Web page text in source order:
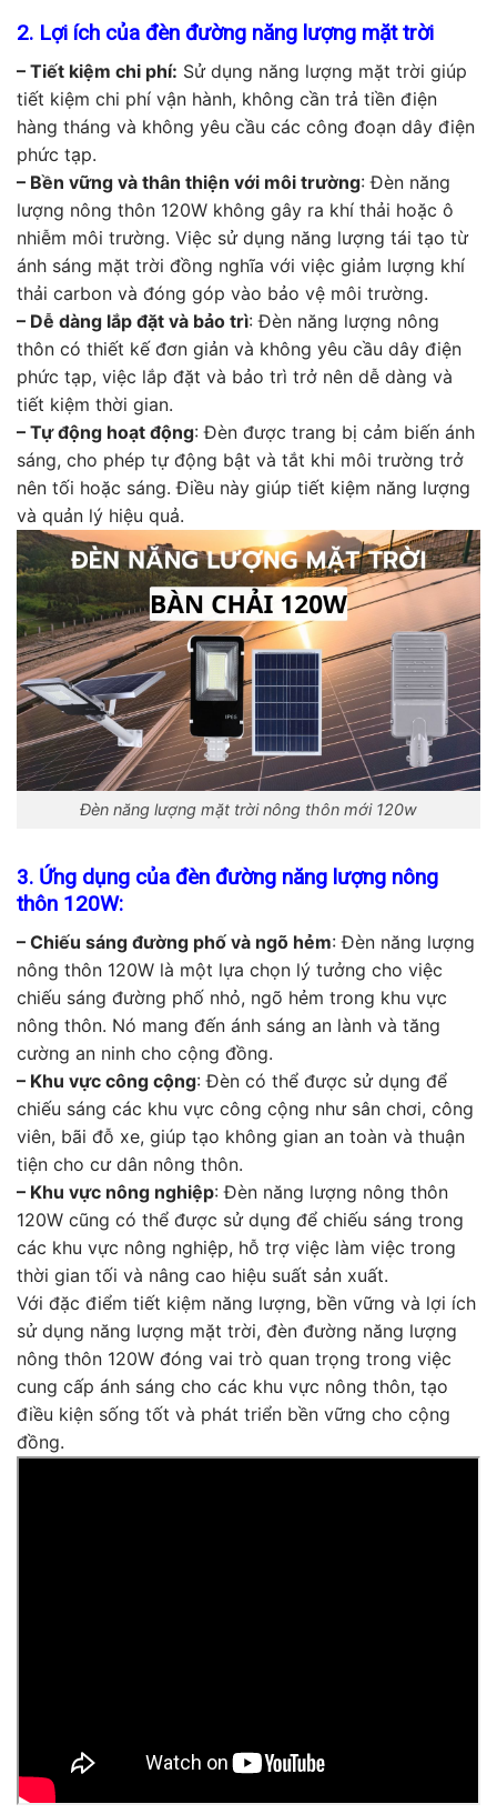
2. Lợi ích của đèn đường năng lượng mặt trời
– Tiết kiệm chi phí: Sử dụng năng lượng mặt trời giúp
tiết kiệm chi phí vận hành, không cần trả tiền điện
hàng tháng và không yêu cầu các công đoạn dây điện
phức tạp.
– Bền vững và thân thiện với môi trường: Đèn năng
lượng nông thôn 120W không gây ra khí thải hoặc ô
nhiễm môi trường. Việc sử dụng năng lượng tái tạo từ
ánh sáng mặt trời đồng nghĩa với việc giảm lượng khí
thải carbon và đóng góp vào bảo vệ môi trường.
– Dễ dàng lắp đặt và bảo trì: Đèn năng lượng nông
thôn có thiết kế đơn giản và không yêu cầu dây điện
phức tạp, việc lắp đặt và bảo trì trở nên dễ dàng và
tiết kiệm thời gian.
– Tự động hoạt động: Đèn được trang bị cảm biến ánh
sáng, cho phép tự động bật và tắt khi môi trường trở
nên tối hoặc sáng. Điều này giúp tiết kiệm năng lượng
và quản lý hiệu quả.
Đèn năng lượng mặt trời nông thôn mới 120w
3. Ứng dụng của đèn đường năng lượng nông
thôn 120W:
– Chiếu sáng đường phố và ngõ hẻm: Đèn năng lượng
nông thôn 120W là một lựa chọn lý tưởng cho việc
chiếu sáng đường phố nhỏ, ngõ hẻm trong khu vực
nông thôn. Nó mang đến ánh sáng an lành và tăng
cường an ninh cho cộng đồng.
– Khu vực công cộng: Đèn có thể được sử dụng để
chiếu sáng các khu vực công cộng như sân chơi, công
viên, bãi đỗ xe, giúp tạo không gian an toàn và thuận
tiện cho cư dân nông thôn.
– Khu vực nông nghiệp: Đèn năng lượng nông thôn
120W cũng có thể được sử dụng để chiếu sáng trong
các khu vực nông nghiệp, hỗ trợ việc làm việc trong
thời gian tối và nâng cao hiệu suất sản xuất.
Với đặc điểm tiết kiệm năng lượng, bền vững và lợi ích
sử dụng năng lượng mặt trời, đèn đường năng lượng
nông thôn 120W đóng vai trò quan trọng trong việc
cung cấp ánh sáng cho các khu vực nông thôn, tạo
điều kiện sống tốt và phát triển bền vững cho cộng
đồng.